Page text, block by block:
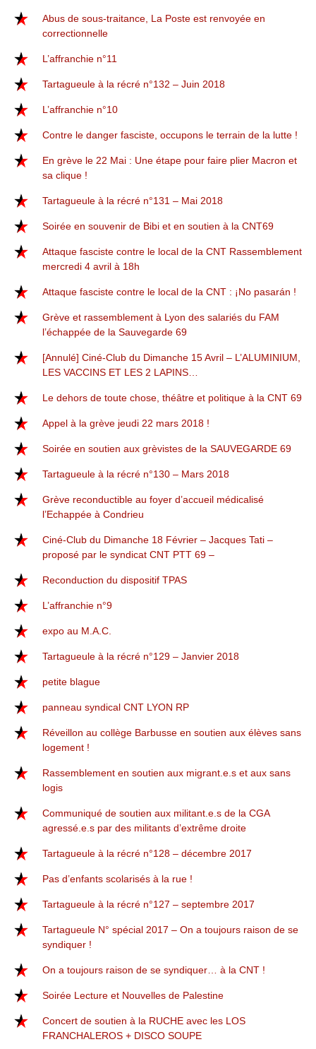
Abus de sous-traitance, La Poste est renvoyée en
correctionnelle
L’affranchie n°11
Tartagueule à la récré n°132 – Juin 2018
L’affranchie n°10
Contre le danger fasciste, occupons le terrain de la lutte !
En grève le 22 Mai : Une étape pour faire plier Macron et
sa clique !
Tartagueule à la récré n°131 – Mai 2018
Soirée en souvenir de Bibi et en soutien à la CNT69
Attaque fasciste contre le local de la CNT Rassemblement
mercredi 4 avril à 18h
Attaque fasciste contre le local de la CNT : ¡No pasarán !
Grève et rassemblement à Lyon des salariés du FAM
l’échappée de la Sauvegarde 69
[Annulé] Ciné-Club du Dimanche 15 Avril – L’ALUMINIUM,
LES VACCINS ET LES 2 LAPINS…
Le dehors de toute chose, théâtre et politique à la CNT 69
Appel à la grève jeudi 22 mars 2018 !
Soirée en soutien aux grèvistes de la SAUVEGARDE 69
Tartagueule à la récré n°130 – Mars 2018
Grève reconductible au foyer d’accueil médicalisé
l’Echappée à Condrieu
Ciné-Club du Dimanche 18 Février – Jacques Tati –
proposé par le syndicat CNT PTT 69 –
Reconduction du dispositif TPAS
L’affranchie n°9
expo au M.A.C.
Tartagueule à la récré n°129 – Janvier 2018
petite blague
panneau syndical CNT LYON RP
Réveillon au collège Barbusse en soutien aux élèves sans
logement !
Rassemblement en soutien aux migrant.e.s et aux sans
logis
Communiqué de soutien aux militant.e.s de la CGA
agressé.e.s par des militants d’extrême droite
Tartagueule à la récré n°128 – décembre 2017
Pas d’enfants scolarisés à la rue !
Tartagueule à la récré n°127 – septembre 2017
Tartagueule N° spécial 2017 – On a toujours raison de se
syndiquer !
On a toujours raison de se syndiquer… à la CNT !
Soirée Lecture et Nouvelles de Palestine
Concert de soutien à la RUCHE avec les LOS
FRANCHALEROS + DISCO SOUPE